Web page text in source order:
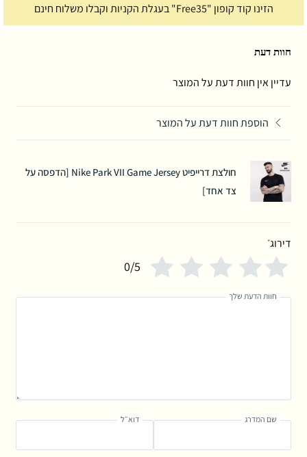
הזינו קוד קופון "Free35" בעגלת הקניות וקבלו משלוח חינם
חוות דעת
עדיין אין חוות דעת על המוצר
הוספת חוות דעת על המוצר
חולצת דרייפיט Nike Park VII Game Jersey [הדפסה על
צד אחד]
דירוג*
0/5
חוות הדעת שלך
שם המדרג דוא״ל